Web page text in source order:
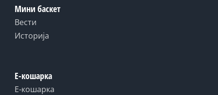
Мини баскет
Вести
Историја
Е-кошарка
Е-кошарка